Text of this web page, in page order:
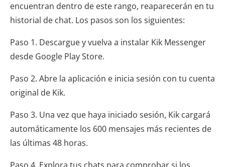
encuentran dentro de este rango, reaparecerán en tu
historial de chat. Los pasos son los siguientes:
Paso 1. Descargue y vuelva a instalar Kik Messenger
desde Google Play Store.
Paso 2. Abre la aplicación e inicia sesión con tu cuenta
original de Kik.
Paso 3. Una vez que haya iniciado sesión, Kik cargará
automáticamente los 600 mensajes más recientes de
las últimas 48 horas.